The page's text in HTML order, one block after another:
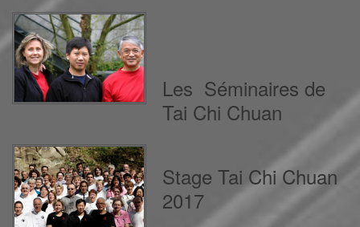
Les Séminaires de
Tai Chi Chuan
Stage Tai Chi Chuan
2017